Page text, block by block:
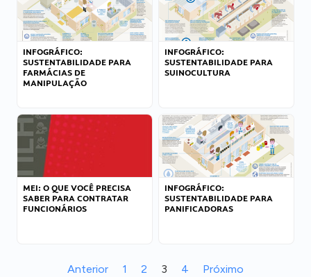
INFOGRÁFICO:
SUSTENTABILIDADE PARA
FARMÁCIAS DE
MANIPULAÇÃO
INFOGRÁFICO:
SUSTENTABILIDADE PARA
SUINOCULTURA
MEI: O QUE VOCÊ PRECISA
SABER PARA CONTRATAR
FUNCIONÁRIOS
INFOGRÁFICO:
SUSTENTABILIDADE PARA
PANIFICADORAS
Anterior 1 2 3 4 Próximo